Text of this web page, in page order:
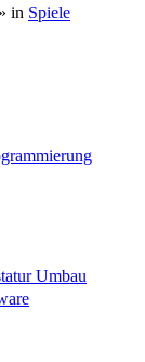
» in Spiele
Umbau